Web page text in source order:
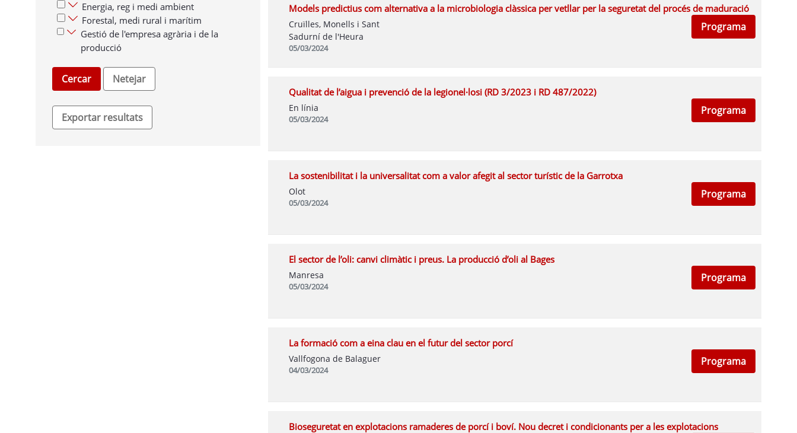
Energia, reg i medi ambient
Forestal, medi rural i marítim
Gestió de l'empresa agrària i de la
producció
Models predictius com alternativa a la microbiologia clàssica per vetllar per la seguretat del procés de maduració
Cruïlles, Monells i Sant
Sadurní de l'Heura
05/03/2024
Programa
Qualitat de l’aigua i prevenció de la legionel·losi (RD 3/2023 i RD 487/2022)
En línia
05/03/2024
Programa
La sostenibilitat i la universalitat com a valor afegit al sector turístic de la Garrotxa
Olot
05/03/2024
Programa
El sector de l’oli: canvi climàtic i preus. La producció d’oli al Bages
Manresa
05/03/2024
Programa
La formació com a eina clau en el futur del sector porcí
Vallfogona de Balaguer
04/03/2024
Programa
Bioseguretat en explotacions ramaderes de porcí i boví. Nou decret i condicionants per a les explotacions